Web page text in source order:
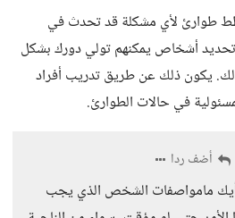
طوارئ لأي مشكلة قد تحدث في
أشخاص يمكنهم تولي دورك بشكل
يكون ذلك عن طريق تدريب أفراد
في حالات الطوارئ.
أضف ردا
مامواصفات الشخص الذي يجب